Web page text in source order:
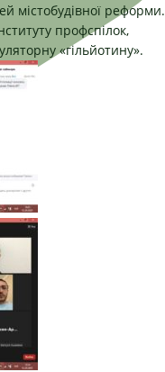
містобудівної реформи.
профспілок,
«гільйотину».